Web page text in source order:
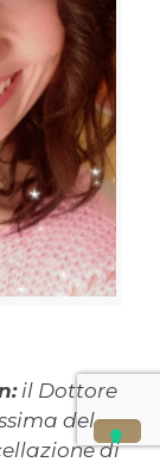
il Dottore
del
di